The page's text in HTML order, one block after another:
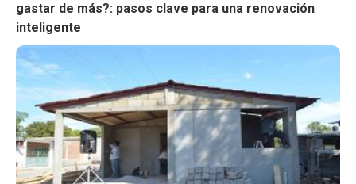
gastar de más?: pasos clave para una renovación
inteligente